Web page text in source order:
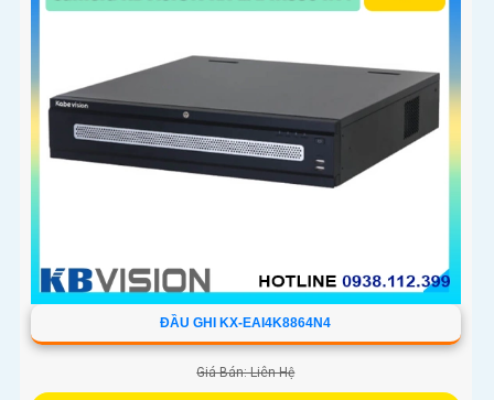
ĐẦU GHI KX-EAI4K8864N4
Giá Bán: Liên Hệ